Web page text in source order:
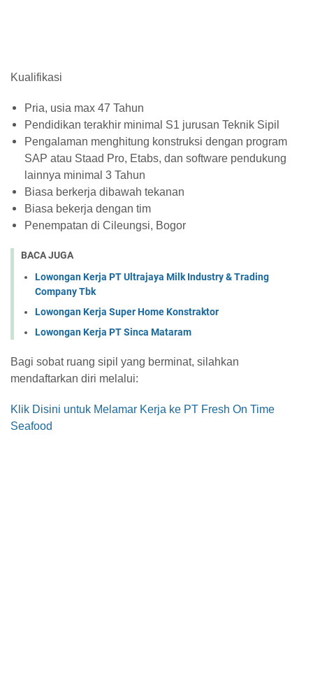
Kualifikasi
Pria, usia max 47 Tahun
Pendidikan terakhir minimal S1 jurusan Teknik Sipil
Pengalaman menghitung konstruksi dengan program
SAP atau Staad Pro, Etabs, dan software pendukung
lainnya minimal 3 Tahun
Biasa berkerja dibawah tekanan
Biasa bekerja dengan tim
Penempatan di Cileungsi, Bogor
BACA JUGA
Lowongan Kerja PT Ultrajaya Milk Industry & Trading
Company Tbk
Lowongan Kerja Super Home Konstraktor
Lowongan Kerja PT Sinca Mataram
Bagi sobat ruang sipil yang berminat, silahkan
mendaftarkan diri melalui:
Klik Disini untuk Melamar Kerja ke PT Fresh On Time
Seafood